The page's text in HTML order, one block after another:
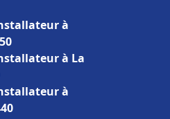
à
à La
à